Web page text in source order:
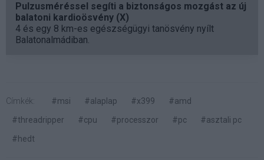
Pulzusméréssel segíti a biztonságos mozgást az új
balatoni kardioösvény (X)
4 és egy 8 km-es egészségügyi tanösvény nyílt
Balatonalmádiban.
Címkék: #msi #alaplap #x399
#amd
#threadripper
#cpu #processzor #pc
#asztali pc
#hedt